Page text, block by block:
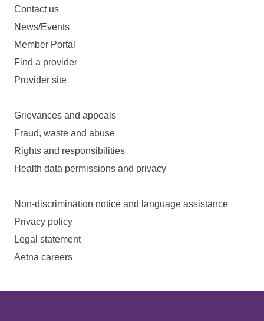
Contact us
News/Events
Member Portal
Find a provider
Provider site
Grievances and appeals
Fraud, waste and abuse
Rights and responsibilities
Health data permissions and privacy
Non-discrimination notice and language assistance
Privacy policy
Legal statement
Aetna careers